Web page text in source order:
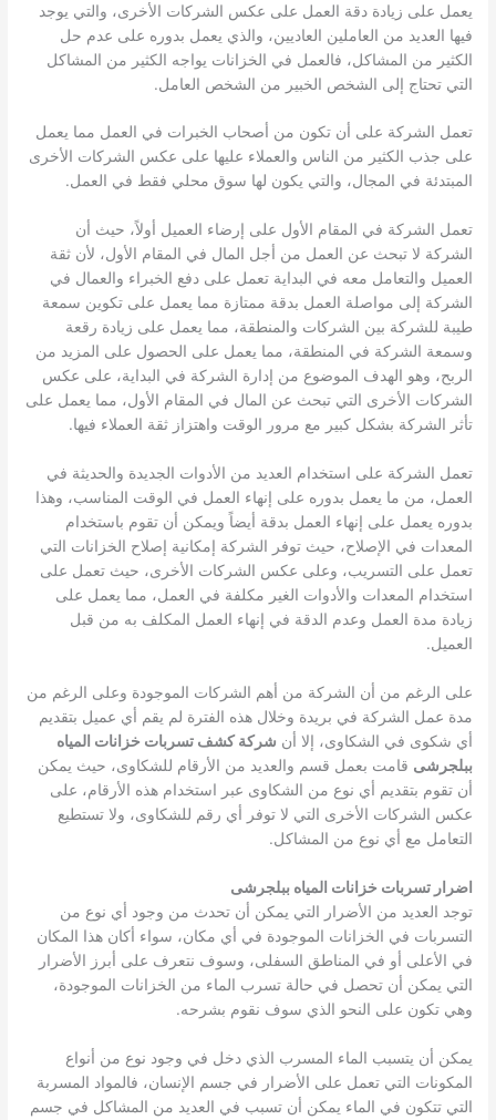
يعمل على زيادة دقة العمل على عكس الشركات الأخرى، والتي يوجد
فيها العديد من العاملين العاديين، والذي يعمل بدوره على عدم حل
الكثير من المشاكل، فالعمل في الخزانات يواجه الكثير من المشاكل
التي تحتاج إلى الشخص الخبير من الشخص العامل.
تعمل الشركة على أن تكون من أصحاب الخبرات في العمل مما يعمل
على جذب الكثير من الناس والعملاء عليها على عكس الشركات الأخرى
المبتدئة في المجال، والتي يكون لها سوق محلي فقط في العمل.
تعمل الشركة في المقام الأول على إرضاء العميل أولاً، حيث أن
الشركة لا تبحث عن العمل من أجل المال في المقام الأول، لأن ثقة
العميل والتعامل معه في البداية تعمل على دفع الخبراء والعمال في
الشركة إلى مواصلة العمل بدقة ممتازة مما يعمل على تكوين سمعة
طيبة للشركة بين الشركات والمنطقة، مما يعمل على زيادة رقعة
وسمعة الشركة في المنطقة، مما يعمل على الحصول على المزيد من
الربح، وهو الهدف الموضوع من إدارة الشركة في البداية، على عكس
الشركات الأخرى التي تبحث عن المال في المقام الأول، مما يعمل على
تأثر الشركة بشكل كبير مع مرور الوقت واهتزاز ثقة العملاء فيها.
تعمل الشركة على استخدام العديد من الأدوات الجديدة والحديثة في
العمل، من ما يعمل بدوره على إنهاء العمل في الوقت المناسب، وهذا
بدوره يعمل على إنهاء العمل بدقة أيضاً ويمكن أن تقوم باستخدام
المعدات في الإصلاح، حيث توفر الشركة إمكانية إصلاح الخزانات التي
تعمل على التسريب، وعلى عكس الشركات الأخرى، حيث تعمل على
استخدام المعدات والأدوات الغير مكلفة في العمل، مما يعمل على
زيادة مدة العمل وعدم الدقة في إنهاء العمل المكلف به من قبل
العميل.
على الرغم من أن الشركة من أهم الشركات الموجودة وعلى الرغم من
مدة عمل الشركة في بريدة وخلال هذه الفترة لم يقم أي عميل بتقديم
أي شكوى في الشكاوى، إلا أن شركة كشف تسربات خزانات المياه
ببلجرشى قامت بعمل قسم والعديد من الأرقام للشكاوى، حيث يمكن
أن تقوم بتقديم أي نوع من الشكاوى عبر استخدام هذه الأرقام، على
عكس الشركات الأخرى التي لا توفر أي رقم للشكاوى، ولا تستطيع
التعامل مع أي نوع من المشاكل.
اضرار تسربات خزانات المياه ببلجرشى
توجد العديد من الأضرار التي يمكن أن تحدث من وجود أي نوع من
التسربات في الخزانات الموجودة في أي مكان، سواء أكان هذا المكان
في الأعلى أو في المناطق السفلى، وسوف نتعرف على أبرز الأضرار
التي يمكن أن تحصل في حالة تسرب الماء من الخزانات الموجودة،
وهي تكون على النحو الذي سوف نقوم بشرحه.
يمكن أن يتسبب الماء المسرب الذي دخل في وجود نوع من أنواع
المكونات التي تعمل على الأضرار في جسم الإنسان، فالمواد المسربة
التي تتكون في الماء يمكن أن تسبب في العديد من المشاكل في جسم